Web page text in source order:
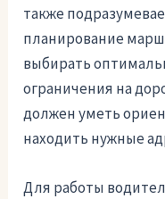
также
планирование
выбирать
ограничения на
должен уметь
находить нужные
Для работы